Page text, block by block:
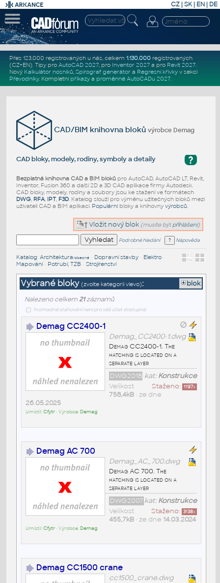
CZ | SK| EN | DE
Přes 123.000 registrovaných u nás, celkem 1.130.000registrovaných
(CZ+EN). Tipy pro AutoCAD 2027, pro Inventor 2027a pro Revit 2027.
Nový Kalkulátor nosníků, Spirograf generátor a Regresní křivkyv sekci
Převodníky. Kompletní příkazya proměnné AutoCADu 2027.
CAD/BIM knihovna blokůvýrobce Demag
?
CAD bloky, modely, rodiny, symboly a detaily
Bezplatná knihovna CAD a BIM blokůpro AutoCAD, AutoCAD LT, Revit,
Inventor, Fusion 360 a další 2D a 3D CAD aplikace firmy Autodesk.
CAD bloky, modely, rodiny a soubory jsou ke stažení ve formátech
DWG, RFA, IPT, F3D. Katalog slouží pro výměnu užitečných bloků mezi
uživateli CAD a BIM aplikací. Populárníbloky a knihovny výrobců.
Vložit nový blok (musíte být přihlášeni)
Podrobné hledání Nápověda
Katalog: Architektura/obecné• Dopravní stavby• Elektro•
Mapování• Potrubí, TZB • Strojírenství
Vybrané bloky (zvolte kategorii vlevo): blok
Nalezeno celkem 21záznamů
hromadné stahování není pro váš účet dostupné
Demag CC2400-1
Demag_CC2400-1.dwg
Demag CC2400-1. The
hatching is located on a
separate layer
kat:Konstrukce
DWG2018
Staženo: 1197x
Velikost
758,4kB• ze dne
26.05.2025
Umístil:Cfytr• Výrobce: Demag
Demag AC 700
Demag_AC_700.dwg
Demag AC 700. The
hatching is located on a
separate layer
kat:Konstrukce
DWG2007
Staženo: 3138x
Velikost
455,7kB• ze dne 14.03.2024
Umístil:Cfytr• Výrobce: Demag
Demag CC1500 crane
cc1500_crane.dwg